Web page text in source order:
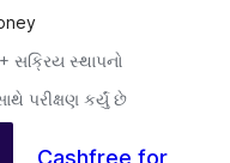
સક્રિય સ્થાપનો
પરીક્ષણ કર્યું છે
Cashfree for